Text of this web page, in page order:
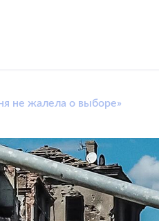
не жалела о выборе»